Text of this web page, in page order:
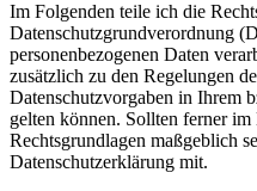
Im Folgenden teile ich die
Datenschutzgrundverordnung
personenbezogenen Daten
zusätzlich zu den Regelungen
Datenschutzvorgaben in Ihrem
gelten können. Sollten ferner
Rechtsgrundlagen maßgeblich
Datenschutzerklärung mit.